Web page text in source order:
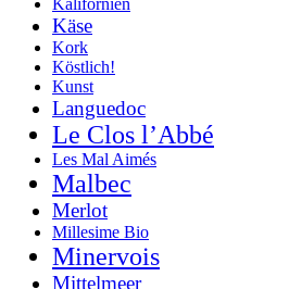
Käse
Kork
Köstlich!
Kunst
Languedoc
Le Clos l’Abbé
Les Mal Aimés
Malbec
Merlot
Millesime Bio
Minervois
Mittelmeer